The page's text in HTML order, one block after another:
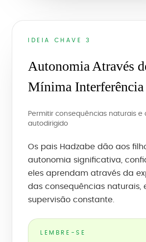
IDEIA CHAVE 3
Autonomia Através
Mínima Interferência
Permitir consequências naturais e
autodirigido
Os pais Hadzabe dão aos
autonomia significativa,
eles aprendam através da
das consequências naturais,
supervisão constante.
LEMBRE-SE